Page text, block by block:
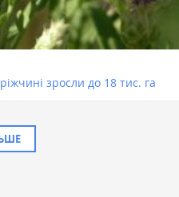
зросли до 18 тис. га